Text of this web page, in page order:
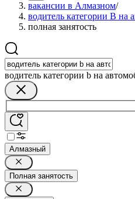
вакансии в Алмазном/
водитель категории B на
полная занятость
водитель категории b на
Алмазный
Полная занятость